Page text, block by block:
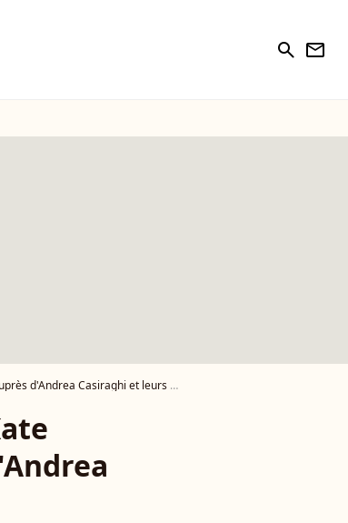
search newsletter
Casiraghi et leurs 3 enfants